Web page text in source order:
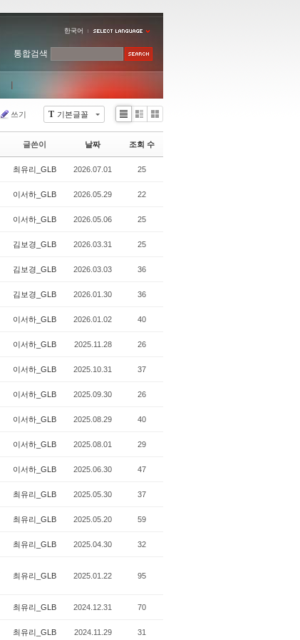
한국어
통합검색
T 기본글꼴
쓰기
Li
Zi
e
G
le
글쓴이 날짜 조회 수
최유리_GLB 2026.07.01 25
이서하_GLB 2026.05.29 22
이서하_GLB 2026.05.06 25
김보경_GLB 2026.03.31 25
김보경_GLB 2026.03.03 36
김보경_GLB 2026.01.30 36
이서하_GLB 2026.01.02 40
이서하_GLB 2025.11.28 26
이서하_GLB 2025.10.31 37
이서하_GLB 2025.09.30 26
이서하_GLB 2025.08.29 40
이서하_GLB 2025.08.01 29
이서하_GLB 2025.06.30 47
최유리_GLB 2025.05.30 37
최유리_GLB 2025.05.20 59
최유리_GLB 2025.04.30 32
최유리_GLB 2025.01.22 95
최유리_GLB 2024.12.31 70
최유리_GLB 2024.11.29 31